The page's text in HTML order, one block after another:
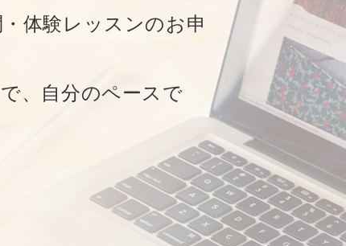
体験レッスンのお申
、⾃分のペースで